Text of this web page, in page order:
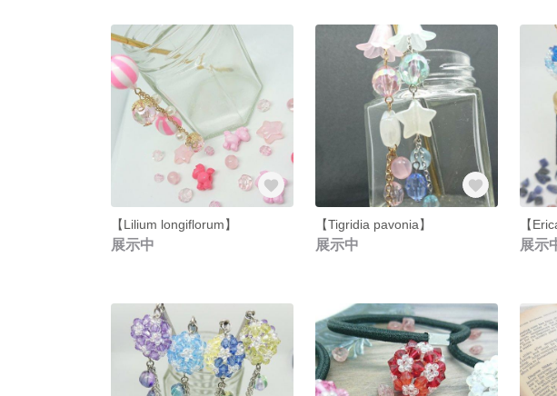
【Lilium longiflorum】
展示中
【Tigridia pavonia】
展示中
【
展示